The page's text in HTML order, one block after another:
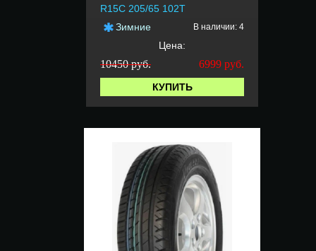
R15C 205/65 102T
Зимние
В наличии: 4
Цена:
10450 руб. 6999 руб.
КУПИТЬ